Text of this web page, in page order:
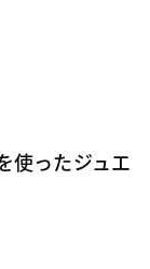
使ったジュエ